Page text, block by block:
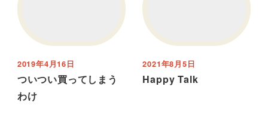
ついつい買ってしまう
わけ
2019年4月16日
Happy Talk
2021年8月5日